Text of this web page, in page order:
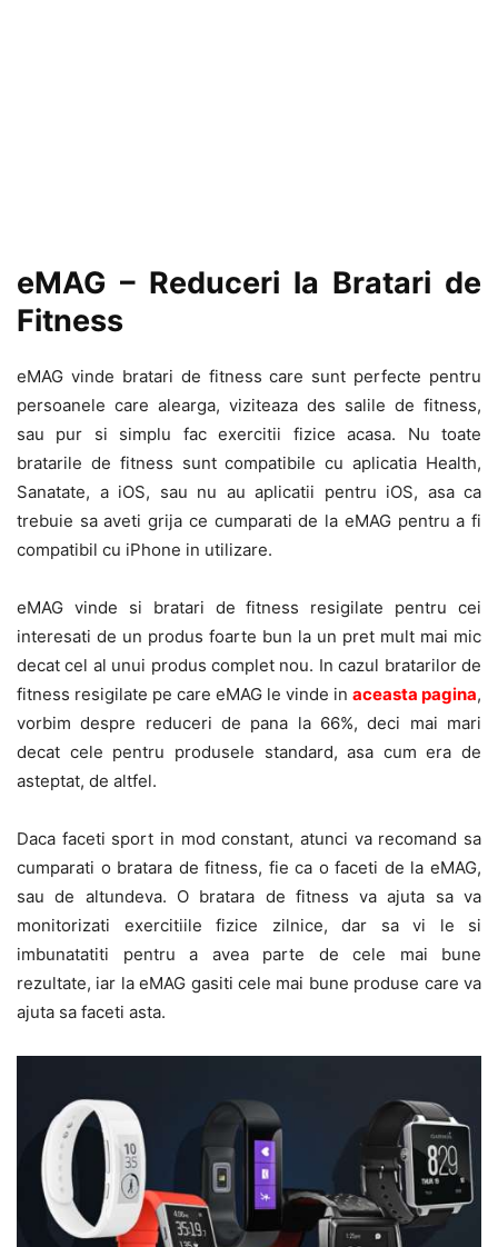
eMAG – Reduceri la Bratari de
Fitness
eMAG vinde bratari de fitness care sunt perfecte pentru
persoanele care alearga, viziteaza des salile de fitness,
sau pur si simplu fac exercitii fizice acasa. Nu toate
bratarile de fitness sunt compatibile cu aplicatia Health,
Sanatate, a iOS, sau nu au aplicatii pentru iOS, asa ca
trebuie sa aveti grija ce cumparati de la eMAG pentru a fi
compatibil cu iPhone in utilizare.
eMAG vinde si bratari de fitness resigilate pentru cei
interesati de un produs foarte bun la un pret mult mai mic
decat cel al unui produs complet nou. In cazul bratarilor de
fitness resigilate pe care eMAG le vinde in aceasta pagina,
vorbim despre reduceri de pana la 66%, deci mai mari
decat cele pentru produsele standard, asa cum era de
asteptat, de altfel.
Daca faceti sport in mod constant, atunci va recomand sa
cumparati o bratara de fitness, fie ca o faceti de la eMAG,
sau de altundeva. O bratara de fitness va ajuta sa va
monitorizati exercitiile fizice zilnice, dar sa vi le si
imbunatatiti pentru a avea parte de cele mai bune
rezultate, iar la eMAG gasiti cele mai bune produse care va
ajuta sa faceti asta.